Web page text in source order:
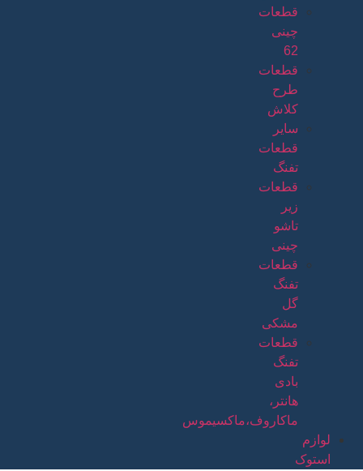
قطعات
چینی
62
قطعات
طرح
کلاش
سایر
قطعات
تفنگ
قطعات
زیر
تاشو
چینی
قطعات
تفنگ
گل
مشکی
قطعات
تفنگ
بادی
هانتر،
ماکاروف،ماکسیموس
لوازم
استوک